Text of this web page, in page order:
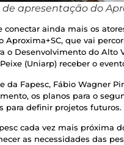
apresentação do
conectar ainda mais os
Aproxima+SC, que vai
o Desenvolvimento do Alto
(Uniarp) receber o
da Fapesc, Fábio Wagner
os planos para o
para definir projetos futuros.
cada vez mais próxima
as necessidades das